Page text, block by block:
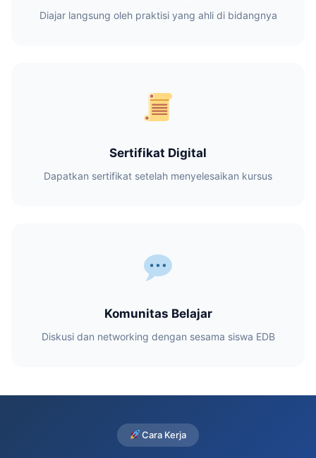
Diajar langsung oleh praktisi yang ahli di bidangnya
Sertifikat Digital
Dapatkan sertifikat setelah menyelesaikan kursus
Komunitas Belajar
Diskusi dan networking dengan sesama siswa EDB
Cara Kerja